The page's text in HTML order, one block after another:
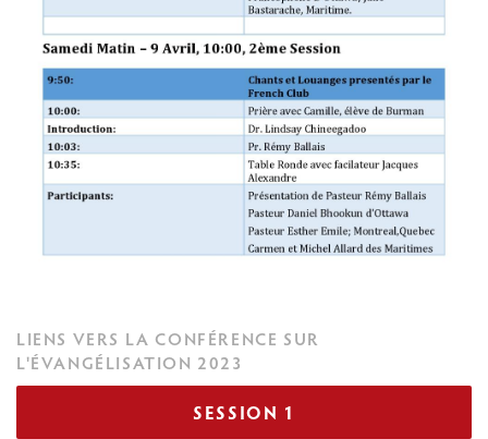
LIENS VERS LA CONFÉRENCE SUR
L'ÉVANGÉLISATION 2023
SESSION 1